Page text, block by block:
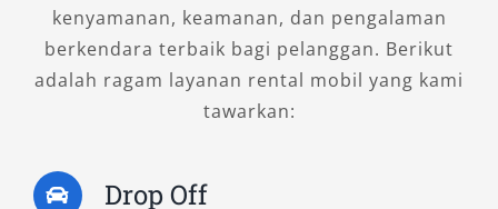
kenyamanan, keamanan, dan pengalaman
berkendara terbaik bagi pelanggan. Berikut
adalah ragam layanan rental mobil yang kami
tawarkan:
Drop Off